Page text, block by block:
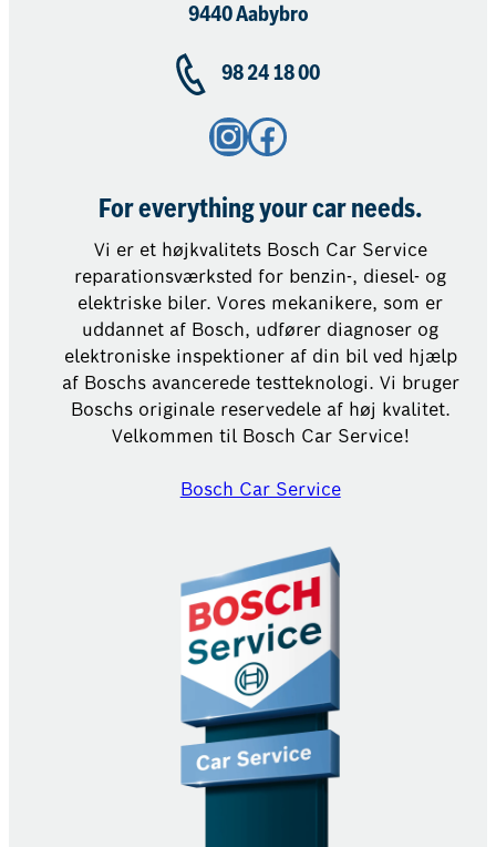
9440 Aabybro
98 24 18 00
Instagram Facebook
For everything your car needs.
Vi er et højkvalitets Bosch Car Service
reparationsværksted for benzin-, diesel- og
elektriske biler. Vores mekanikere, som er
uddannet af Bosch, udfører diagnoser og
elektroniske inspektioner af din bil ved hjælp
af Boschs avancerede testteknologi. Vi bruger
Boschs originale reservedele af høj kvalitet.
Velkommen til Bosch Car Service!
Bosch Car Service